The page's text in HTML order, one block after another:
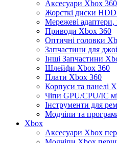
Аксесуари Xbox 360
Жорсткі диски
Мережеві адаптери,
Приводи Xbox 360
Оптичні головки
Запчастини для
Інші Запчастини
Шлейфи Xbox 360
Плати Xbox 360
Корпуси та панелі
Чіпи GPU/CPU/IC
Інструменти для
Модчіпи та
Xbox
Аксесуари Xbox